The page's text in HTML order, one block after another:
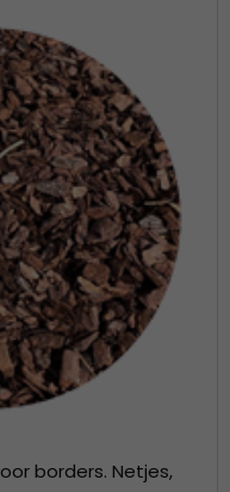
borders. Netjes,